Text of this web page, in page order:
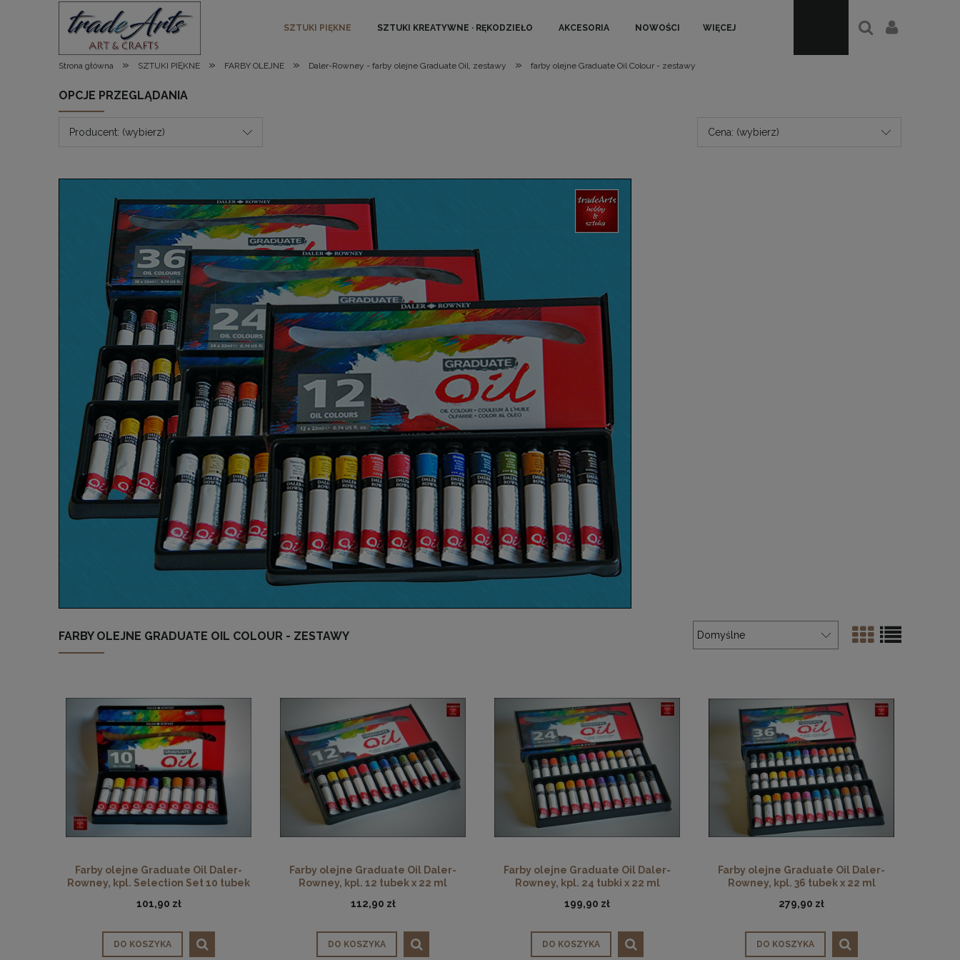
SZTUKI PIĘKNE SZTUKI KREATYWNE · RĘKODZIEŁO AKCESORIA NOWOŚCI WIĘCEJ
Strona główna » SZTUKI PIĘKNE » FARBY OLEJNE » Daler-Rowney - farby olejne Graduate Oil, zestawy » farby olejne Graduate Oil Colour - zestawy
OPCJE PRZEGLĄDANIA
Producent: (wybierz) Cena: (wybierz)
FARBY OLEJNE GRADUATE OIL COLOUR - ZESTAWY
Farby olejne Graduate Oil Daler-
Rowney, kpl. Selection Set 10 tubek
101,90 zł
DO KOSZYKA
Farby olejne Graduate Oil Daler-
Rowney, kpl. 12 tubek x 22 ml
112,90 zł
DO KOSZYKA
Farby olejne Graduate Oil Daler-
Rowney, kpl. 24 tubki x 22 ml
199,90 zł
DO KOSZYKA
Farby olejne Graduate Oil Daler-
Rowney, kpl. 36 tubek x 22 ml
279,90 zł
DO KOSZYKA